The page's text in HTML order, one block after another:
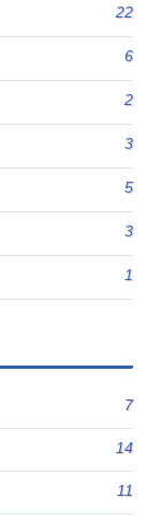
22
6
2
3
5
3
1
7
14
11